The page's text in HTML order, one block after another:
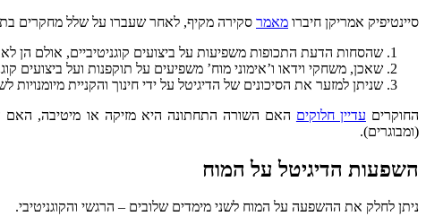
סיינטיפיק אמריקן חיברו מאמר סקירה מקיף, לאחר שעברו על שלל מחקרים
שהסחות הדעת התכופות משפיעות על ביצועים קוגניטיביים, אולם הן
שאכן, משחקי וידאו ו’אימוני מוח’ משפיעים על תוקפנות ועל
שניתן למזער את הסיכונים של הדיגיטל על ידי חינוך והקניית
החוקרים עדיין חלוקים האם השורה התחתונה היא מזיקה או מיטיבה, האם
(ומבוגרים).
השפעות הדיגיטל על המוח
ניתן לחלק את ההשפעה על המוח לשני מימדים שלובים – הרגשי והקוגניטיבי.